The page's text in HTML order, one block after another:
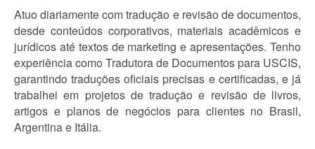
Atuo diariamente com tradução e revisão de documentos,
desde conteúdos corporativos, materiais acadêmicos e
jurídicos até textos de marketing e apresentações. Tenho
experiência como Tradutora de Documentos para USCIS,
garantindo traduções oficiais precisas e certificadas, e já
trabalhei em projetos de tradução e revisão de livros,
artigos e planos de negócios para clientes no Brasil,
Argentina e Itália.